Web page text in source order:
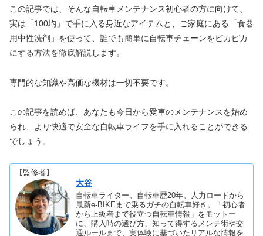
この記事では、そんな自転車メンテナンス初心者の方に向けて、
実は「100均」で手に入る身近なアイテムと、ご家庭にある「食器
用中性洗剤」を使って、誰でも簡単に自転車チェーンをピカピカ
にする方法を徹底解説します。
専門的な知識や高価な機材は一切不要です。
この記事を読めば、あなたも今日から愛車のメンテナンスを始め
られ、より快適で安全な自転車ライフを手に入れることができる
でしょう。
【監修者】
大谷
自転車ライター。自転車歴20年。人力ロードから
最新e-BIKEまで乗るガチの自転車好き。「初心者
から上級者まで役立つ自転車情報」をモットー
に、購入時の選び方、知って得するメンテ術や交
通ルールまで、実体験に基づいたリアルな情報を